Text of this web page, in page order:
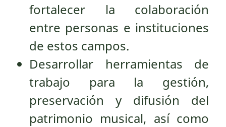
fortalecer la colaboración
entre personas e instituciones
de estos campos.
Desarrollar herramientas de
trabajo para la gestión,
preservación y difusión del
patrimonio musical, así como